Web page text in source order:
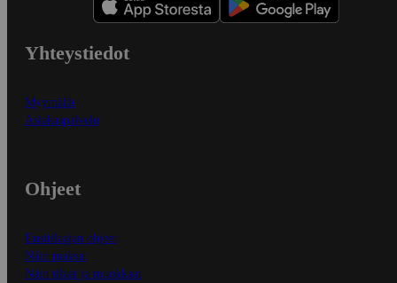
Yhteystiedot
Myymälät
Asiakaspalvelu
Ohjeet
Ensitilaajan ohjeet
Näin maksat
Näin tilaat ja muokkaat